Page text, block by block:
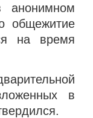
анонимном
общежитие
на время
в